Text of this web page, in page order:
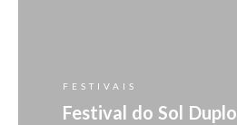
FESTIVAIS
Festival do Sol Duplo